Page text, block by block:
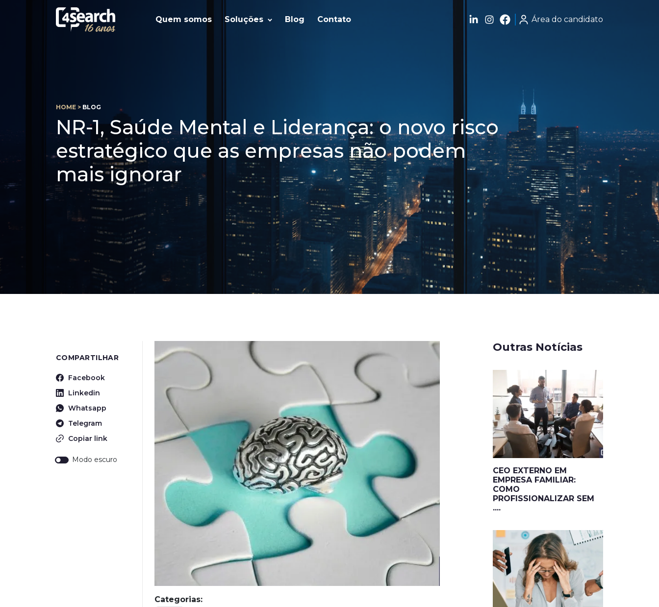
Quem somos Soluções Blog Contato Área do candidato
HOME > BLOG
NR-1, Saúde Mental e Liderança: o novo risco
estratégico que as empresas não podem
mais ignorar
COMPARTILHAR
Facebook
Linkedin
Whatsapp
Telegram
Copiar link
Modo escuro
Categorias:
Outras Notícias
CEO EXTERNO EM
EMPRESA FAMILIAR:
COMO
PROFISSIONALIZAR SEM
....